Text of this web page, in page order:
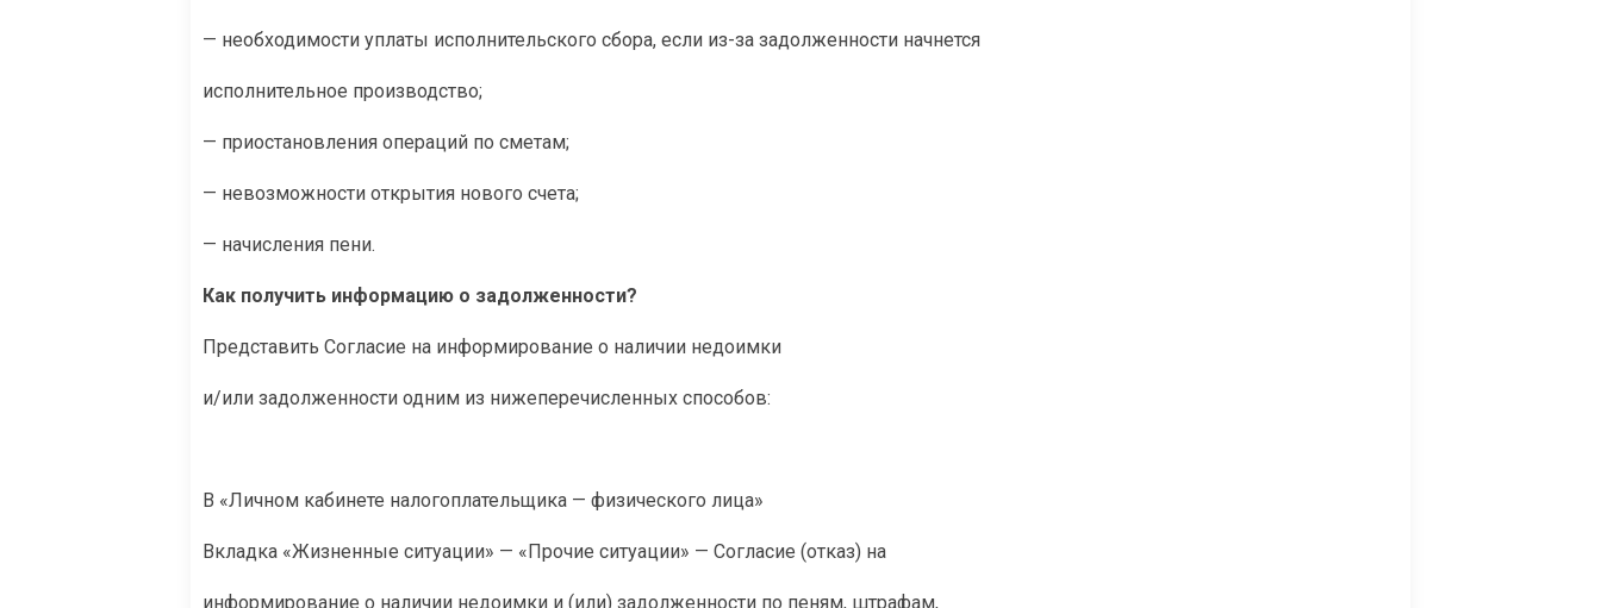
— необходимости уплаты исполнительского сбора, если из-за задолженности начнется
исполнительное производство;
— приостановления операций по сметам;
— невозможности открытия нового счета;
— начисления пени.
Как получить информацию о задолженности?
Представить Согласие на информирование о наличии недоимки
и/или задолженности одним из нижеперечисленных способов:
В «Личном кабинете налогоплательщика — физического лица»
Вкладка «Жизненные ситуации» — «Прочие ситуации» — Согласие (отказ) на
информирование о наличии недоимки и (или) задолженности по пеням, штрафам,